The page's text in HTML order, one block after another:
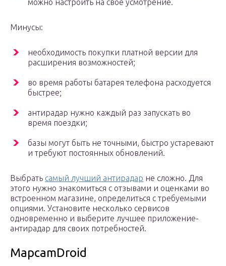
можно настроить на свое усмотрение.
Минусы:
необходимость покупки платной версии для
расширения возможностей;
во время работы батарея телефона расходуется
быстрее;
антирадар нужно каждый раз запускать во
время поездки;
базы могут быть не точными, быстро устаревают
и требуют постоянных обновлений.
Выбрать самый лучший антирадар не сложно. Для
этого нужно знакомиться с отзывами и оценками во
встроенном магазине, определиться с требуемыми
опциями. Установите несколько сервисов
одновременно и выберите лучшее приложение-
антирадар для своих потребностей.
MapcamDroid